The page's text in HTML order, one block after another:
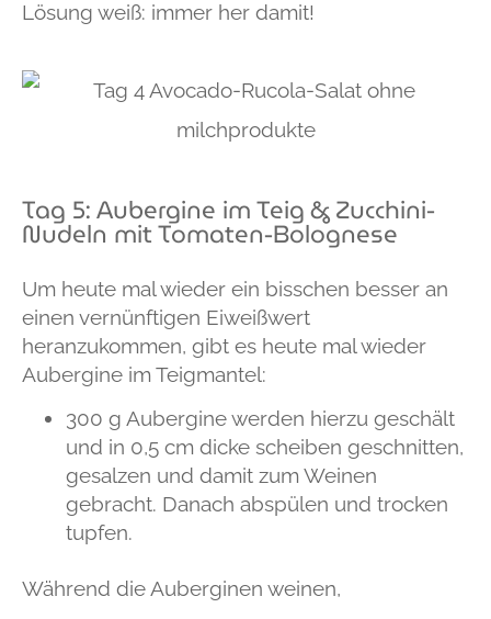
Lösung weiß: immer her damit!
Tag 5: Aubergine im Teig & Zucchini-
Nudeln mit Tomaten-Bolognese
Um heute mal wieder ein bisschen besser an
einen vernünftigen Eiweißwert
heranzukommen, gibt es heute mal wieder
Aubergine im Teigmantel:
300 g Aubergine werden hierzu geschält
und in 0,5 cm dicke scheiben geschnitten,
gesalzen und damit zum Weinen
gebracht. Danach abspülen und trocken
tupfen.
Während die Auberginen weinen,